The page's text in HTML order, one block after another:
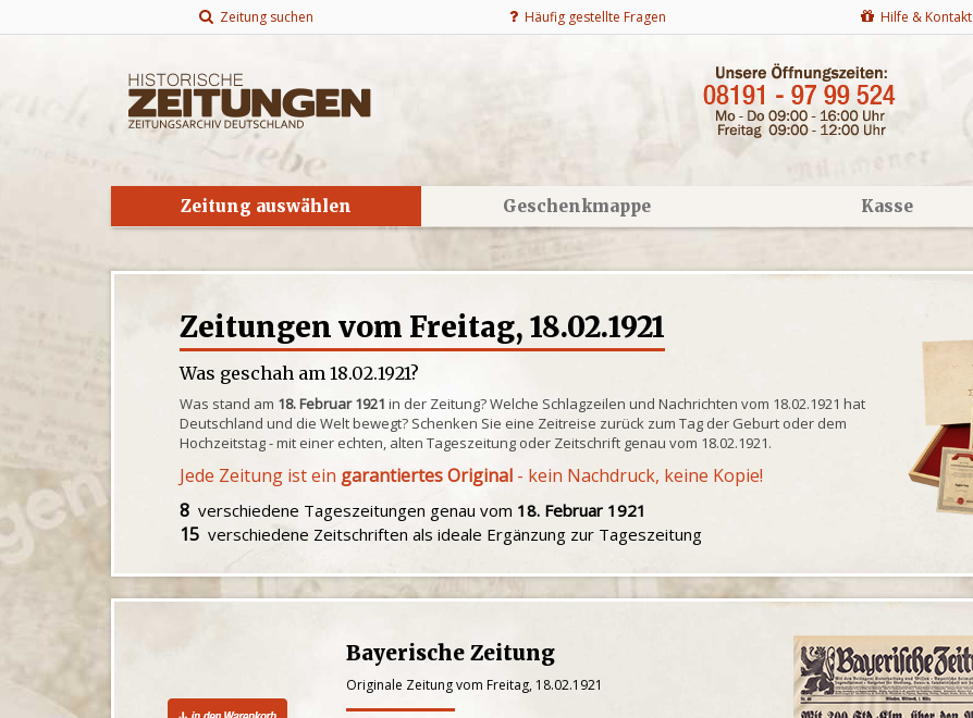
Zeitung suchen Häufig gestellte Fragen Hilfe & Kontakt
Zeitung auswählen Geschenkmappe Kasse
Zeitungen vom Freitag, 18.02.1921
Was geschah am 18.02.1921?
Was stand am 18. Februar 1921 in der Zeitung? Welche Schlagzeilen und Nachrichten vom 18.02.1921 hat
Deutschland und die Welt bewegt? Schenken Sie eine Zeitreise zurück zum Tag der Geburt oder dem
Hochzeitstag - mit einer echten, alten Tageszeitung oder Zeitschrift genau vom 18.02.1921.
Jede Zeitung ist ein garantiertes Original - kein Nachdruck, keine Kopie!
8 verschiedene Tageszeitungen genau vom 18. Februar 1921
15 verschiedene Zeitschriften als ideale Ergänzung zur Tageszeitung
Bayerische Zeitung
Originale Zeitung vom Freitag, 18.02.1921